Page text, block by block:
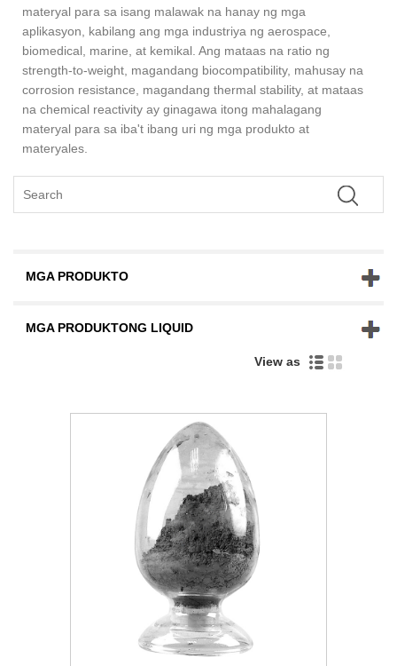
materyal para sa isang malawak na hanay ng mga
aplikasyon, kabilang ang mga industriya ng aerospace,
biomedical, marine, at kemikal. Ang mataas na ratio ng
strength-to-weight, magandang biocompatibility, mahusay na
corrosion resistance, magandang thermal stability, at mataas
na chemical reactivity ay ginagawa itong mahalagang
materyal para sa iba't ibang uri ng mga produkto at
materyales.
MGA PRODUKTO
MGA PRODUKTONG LIQUID
View as